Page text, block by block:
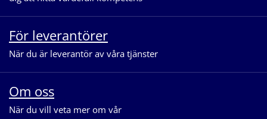
För leverantörer
När du är leverantör av våra tjänster
Om oss
När du vill veta mer om vår